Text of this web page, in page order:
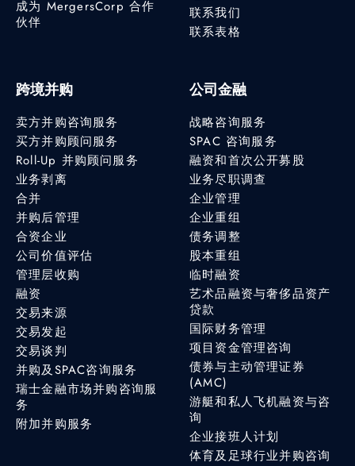
成为 MergersCorp 合作
伙伴
联系我们
联系表格
跨境并购
卖方并购咨询服务
买方并购顾问服务
Roll-Up 并购顾问服务
业务剥离
合并
并购后管理
合资企业
公司价值评估
管理层收购
融资
交易来源
交易发起
交易谈判
并购及SPAC咨询服务
瑞士金融市场并购咨询服
务
附加并购服务
公司金融
战略咨询服务
SPAC 咨询服务
融资和首次公开募股
业务尽职调查
企业管理
企业重组
债务调整
股本重组
临时融资
艺术品融资与奢侈品资产
贷款
国际财务管理
项目资金管理咨询
债券与主动管理证券
(AMC)
游艇和私人飞机融资与咨
询
企业接班人计划
体育及足球行业并购咨询